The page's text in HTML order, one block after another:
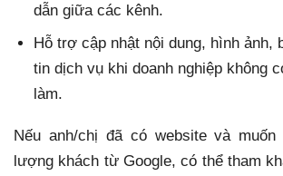
dẫn giữa các kênh.
Hỗ trợ cập nhật nội dung, hình ảnh,
tin dịch vụ khi doanh nghiệp không
làm.
Nếu anh/chị đã có website và muốn
lượng khách từ Google, có thể tham